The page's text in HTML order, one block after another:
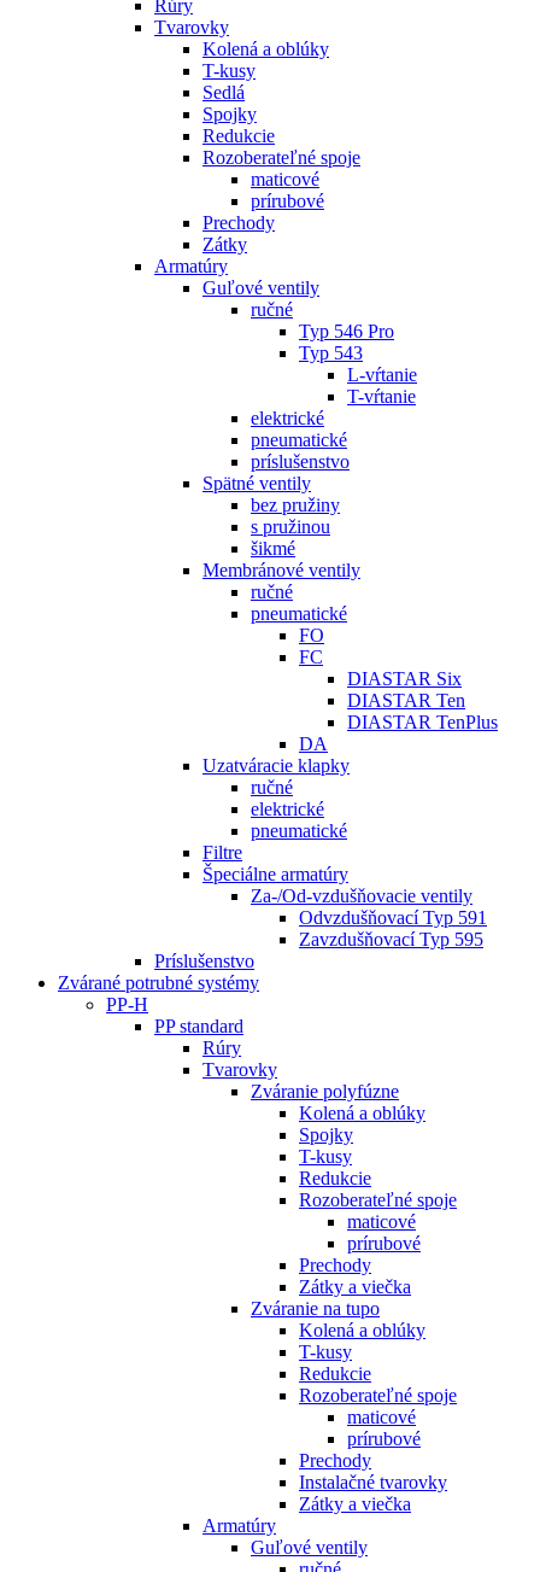
Rúry
Tvarovky
Kolená a oblúky
T-kusy
Sedlá
Spojky
Redukcie
Rozoberateľné spoje
maticové
prírubové
Prechody
Zátky
Armatúry
Guľové ventily
ručné
Typ 546 Pro
Typ 543
L-vŕtanie
T-vŕtanie
elektrické
pneumatické
príslušenstvo
Spätné ventily
bez pružiny
s pružinou
šikmé
Membránové ventily
ručné
pneumatické
FO
FC
DIASTAR Six
DIASTAR Ten
DIASTAR TenPlus
DA
Uzatváracie klapky
ručné
elektrické
pneumatické
Filtre
Špeciálne armatúry
Za-/Od-vzdušňovacie ventily
Odvzdušňovací Typ 591
Zavzdušňovací Typ 595
Príslušenstvo
Zvárané potrubné systémy
PP-H
PP standard
Rúry
Tvarovky
Zváranie polyfúzne
Kolená a oblúky
Spojky
T-kusy
Redukcie
Rozoberateľné spoje
maticové
prírubové
Prechody
Zátky a viečka
Zváranie na tupo
Kolená a oblúky
T-kusy
Redukcie
Rozoberateľné spoje
maticové
prírubové
Prechody
Instalačné tvarovky
Zátky a viečka
Armatúry
Guľové ventily